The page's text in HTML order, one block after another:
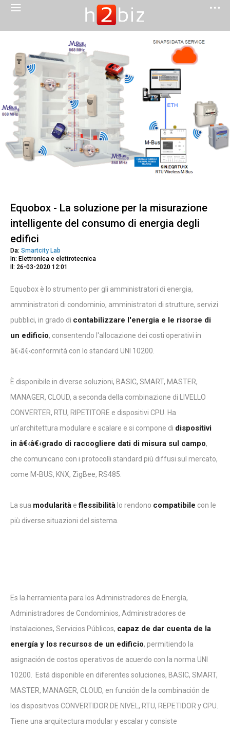
Equobox - La soluzione per la misurazione
intelligente del consumo di energia degli
edifici
Da: Smartcity Lab
In: Elettronica e elettrotecnica
Il: 26-03-2020 12:01
Equobox è lo strumento per gli amministratori di energia,
amministratori di condominio, amministratori di strutture, servizi
pubblici, in grado di contabilizzare l'energia e le risorse di
un edificio, consentendo l'allocazione dei costi operativi in
â€‹â€‹conformità con lo standard UNI 10200.
È disponibile in diverse soluzioni, BASIC, SMART, MASTER,
MANAGER, CLOUD, a seconda della combinazione di LIVELLO
CONVERTER, RTU, RIPETITORE e dispositivi CPU. Ha
un'architettura modulare e scalare e si compone di dispositivi
in â€‹â€‹grado di raccogliere dati di misura sul campo,
che comunicano con i protocolli standard più diffusi sul mercato,
come M-BUS, KNX, ZigBee, RS485.
La sua modularità eflessibilità lo rendono compatibile con le
più diverse situazioni del sistema.
Es la herramienta para los Administradores de Energía,
Administradores de Condominios, Administradores de
Instalaciones, Servicios Públicos, capaz de dar cuenta de la
energía y los recursos de un edificio, permitiendo la
asignación de costos operativos de acuerdo con la norma UNI
10200. Está disponible en diferentes soluciones, BASIC, SMART,
MASTER, MANAGER, CLOUD, en función de la combinación de
los dispositivos CONVERTIDOR DE NIVEL, RTU, REPETIDOR y CPU.
Tiene una arquitectura modular y escalar y consiste